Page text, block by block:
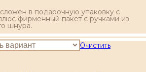
в подарочную упаковку с
фирменный пакет с ручками из
шнура.
Очистить